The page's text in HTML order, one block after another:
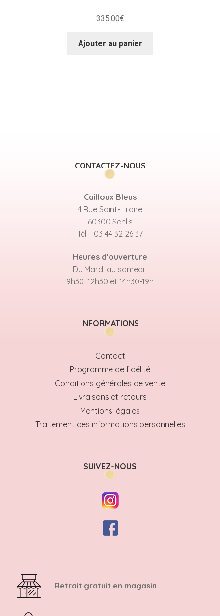
335.00€
Ajouter au panier
CONTACTEZ-NOUS
Cailloux Bleus
4 Rue Saint-Hilaire
60300 Senlis
Tél : 03 44 32 26 37
Heures d’ouverture
Du Mardi au samedi :
9h30–12h30 et 14h30-19h
INFORMATIONS
Contact
Programme de fidélité
Conditions générales de vente
Livraisons et retours
Mentions légales
Traitement des informations personnelles
SUIVEZ-NOUS
Retrait gratuit en magasin